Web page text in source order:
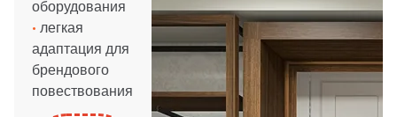
оборудования
• легкая
адаптация для
брендового
повествования